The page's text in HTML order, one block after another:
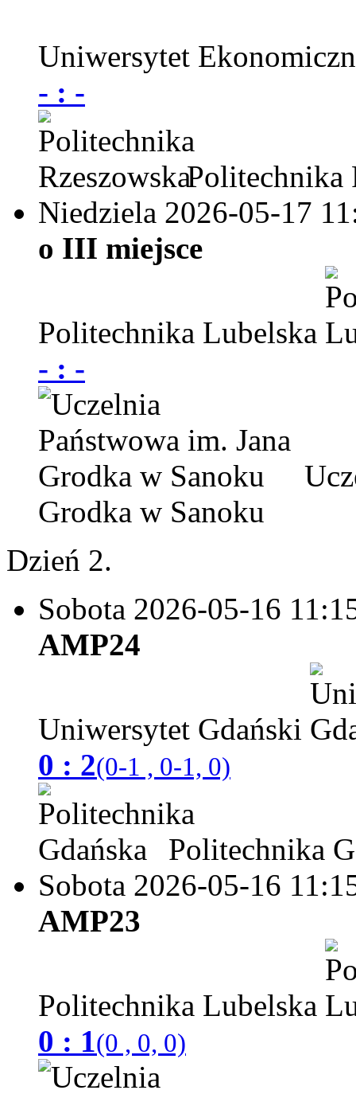
Uniwersytet
- : -
Politechnika
Niedziela 2026-05-17
o III miejsce
Politechnika Lubelska
- : -
Grodka w Sanoku
Dzień 2.
Sobota 2026-05-16
AMP24
Uniwersytet Gdański
0 : 2(0-1 , 0-1, 0)
Politechnika
Sobota 2026-05-16
AMP23
Politechnika Lubelska
0 : 1(0 , 0, 0)